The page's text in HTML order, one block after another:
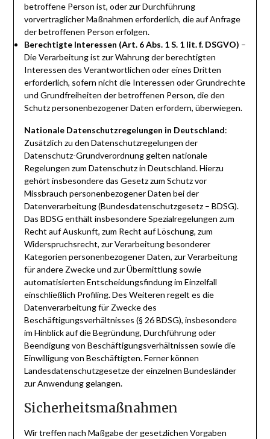
betroffene Person ist, oder zur Durchführung
vorvertraglicher Maßnahmen erforderlich, die auf Anfrage
der betroffenen Person erfolgen.
Berechtigte Interessen (Art. 6 Abs. 1 S. 1 lit. f. DSGVO) –
Die Verarbeitung ist zur Wahrung der berechtigten
Interessen des Verantwortlichen oder eines Dritten
erforderlich, sofern nicht die Interessen oder Grundrechte
und Grundfreiheiten der betroffenen Person, die den
Schutz personenbezogener Daten erfordern, überwiegen.
Nationale Datenschutzregelungen in Deutschland:
Zusätzlich zu den Datenschutzregelungen der
Datenschutz-Grundverordnung gelten nationale
Regelungen zum Datenschutz in Deutschland. Hierzu
gehört insbesondere das Gesetz zum Schutz vor
Missbrauch personenbezogener Daten bei der
Datenverarbeitung (Bundesdatenschutzgesetz – BDSG).
Das BDSG enthält insbesondere Spezialregelungen zum
Recht auf Auskunft, zum Recht auf Löschung, zum
Widerspruchsrecht, zur Verarbeitung besonderer
Kategorien personenbezogener Daten, zur Verarbeitung
für andere Zwecke und zur Übermittlung sowie
automatisierten Entscheidungsfindung im Einzelfall
einschließlich Profiling. Des Weiteren regelt es die
Datenverarbeitung für Zwecke des
Beschäftigungsverhältnisses (§ 26 BDSG), insbesondere
im Hinblick auf die Begründung, Durchführung oder
Beendigung von Beschäftigungsverhältnissen sowie die
Einwilligung von Beschäftigten. Ferner können
Landesdatenschutzgesetze der einzelnen Bundesländer
zur Anwendung gelangen.
Sicherheitsmaßnahmen
Wir treffen nach Maßgabe der gesetzlichen Vorgaben